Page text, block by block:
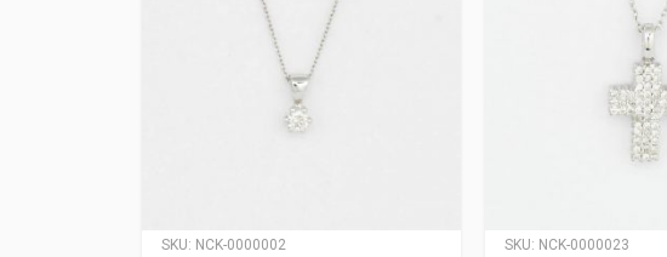
SKU: NCK-0000002 SKU: NCK-0000023